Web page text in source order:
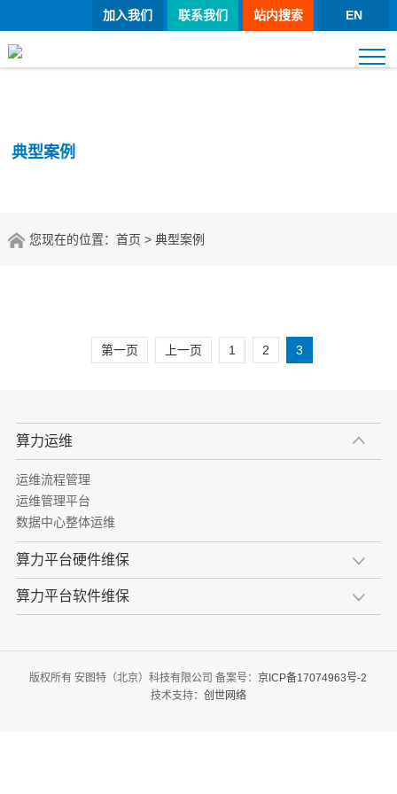
EN
站内搜索
联系我们
加入我们
典型案例
您现在的位置： 首页 > 典型案例
第一页 上一页 1 2 3
算力运维
运维流程管理
运维管理平台
数据中心整体运维
算力平台硬件维保
算力平台软件维保
版权所有 安图特（北京）科技有限公司 备案号：京ICP备17074963号-2
技术支持： 创世网络